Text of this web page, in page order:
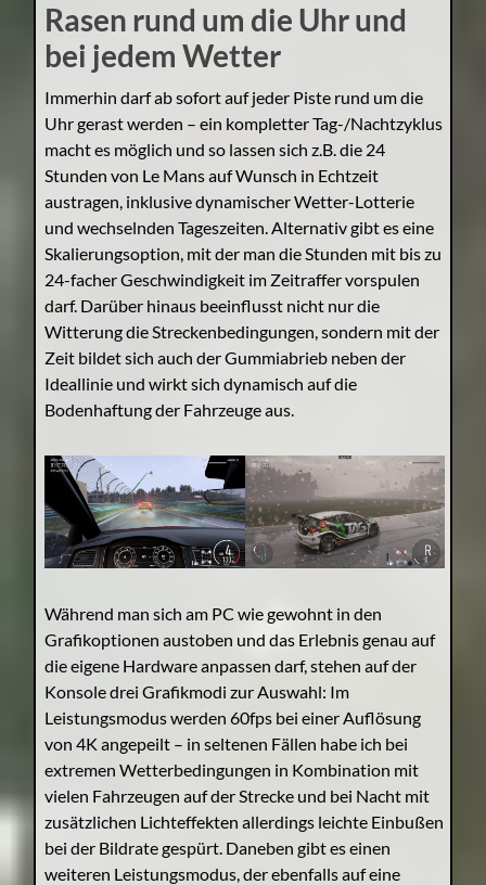
Rasen rund um die Uhr und
bei jedem Wetter
Immerhin darf ab sofort auf jeder Piste rund um die
Uhr gerast werden – ein kompletter Tag-/Nachtzyklus
macht es möglich und so lassen sich z.B. die 24
Stunden von Le Mans auf Wunsch in Echtzeit
austragen, inklusive dynamischer Wetter-Lotterie
und wechselnden Tageszeiten. Alternativ gibt es eine
Skalierungsoption, mit der man die Stunden mit bis zu
24-facher Geschwindigkeit im Zeitraffer vorspulen
darf. Darüber hinaus beeinflusst nicht nur die
Witterung die Streckenbedingungen, sondern mit der
Zeit bildet sich auch der Gummiabrieb neben der
Ideallinie und wirkt sich dynamisch auf die
Bodenhaftung der Fahrzeuge aus.
Während man sich am PC wie gewohnt in den
Grafikoptionen austoben und das Erlebnis genau auf
die eigene Hardware anpassen darf, stehen auf der
Konsole drei Grafikmodi zur Auswahl: Im
Leistungsmodus werden 60fps bei einer Auflösung
von 4K angepeilt – in seltenen Fällen habe ich bei
extremen Wetterbedingungen in Kombination mit
vielen Fahrzeugen auf der Strecke und bei Nacht mit
zusätzlichen Lichteffekten allerdings leichte Einbußen
bei der Bildrate gespürt. Daneben gibt es einen
weiteren Leistungsmodus, der ebenfalls auf eine